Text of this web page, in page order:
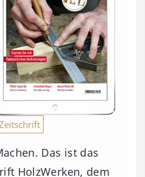
Das ist das
HolzWerken, dem